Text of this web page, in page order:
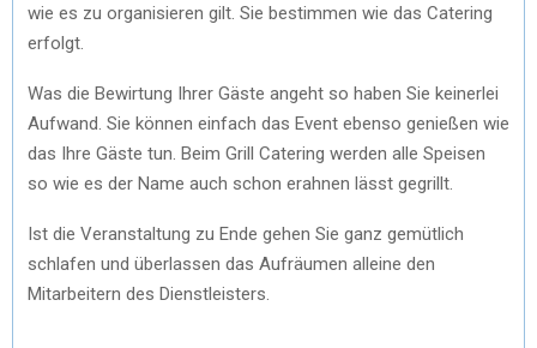
wie es zu organisieren gilt. Sie bestimmen wie das Catering
erfolgt.
Was die Bewirtung Ihrer Gäste angeht so haben Sie keinerlei
Aufwand. Sie können einfach das Event ebenso genießen wie
das Ihre Gäste tun. Beim Grill Catering werden alle Speisen
so wie es der Name auch schon erahnen lässt gegrillt.
Ist die Veranstaltung zu Ende gehen Sie ganz gemütlich
schlafen und überlassen das Aufräumen alleine den
Mitarbeitern des Dienstleisters.